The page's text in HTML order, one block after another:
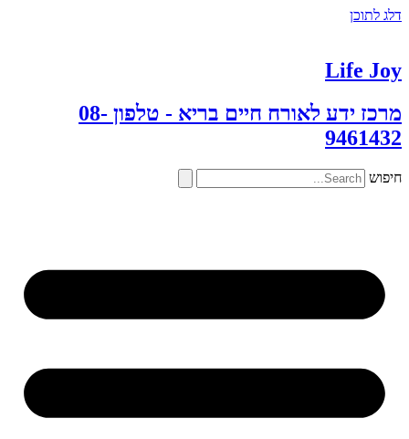
דלג לתוכן
Life Joy
מרכז ידע לאורח חיים בריא - טלפון 08-
9461432
חיפוש